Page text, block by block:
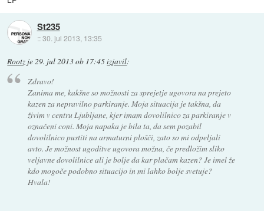
St235
::30. jul 2013, 13:35
Rootz je29. jul 2013 ob 17:45izjavil:
Zdravo!
Zanima me, kakšne so možnosti za sprejetje ugovora na prejeto
kazen za nepravilno parkiranje. Moja situacija je takšna, da
živim v centru Ljubljane, kjer imam dovolilnico za parkiranje v
označeni coni. Moja napaka je bila ta, da sem pozabil
dovolilnico pustiti na armaturni plošči, zato so mi odpeljali
avto. Je možnost ugoditve ugovora možna, če predložim sliko
veljavne dovolilnice ali je bolje da kar plačam kazen? Je imel že
kdo mogoče podobno situacijo in mi lahko bolje svetuje?
Hvala!